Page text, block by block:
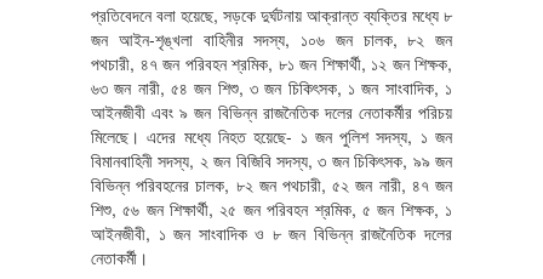
প্রতিবেদনে বলা হয়েছে, সড়কে দুর্ঘটনায় আক্রান্ত ব্যক্তির মধ্যে ৮
জন আইন-শৃঙ্খলা বাহিনীর সদস্য, ১০৬ জন চালক, ৮২ জন
পথচারী, ৪৭ জন পরিবহন শ্রমিক, ৮১ জন শিক্ষার্থী, ১২ জন শিক্ষক,
৬৩ জন নারী, ৫৪ জন শিশু, ৩ জন চিকিৎসক, ১ জন সাংবাদিক, ১
আইনজীবী এবং ৯ জন বিভিন্ন রাজনৈতিক দলের নেতাকর্মীর পরিচয়
মিলেছে। এদের মধ্যে নিহত হয়েছে- ১ জন পুলিশ সদস্য, ১ জন
বিমানবাহিনী সদস্য, ২ জন বিজিবি সদস্য, ৩ জন চিকিৎসক, ৯৯ জন
বিভিন্ন পরিবহনের চালক, ৮২ জন পথচারী, ৫২ জন নারী, ৪৭ জন
শিশু, ৫৬ জন শিক্ষার্থী, ২৫ জন পরিবহন শ্রমিক, ৫ জন শিক্ষক, ১
আইনজীবী, ১ জন সাংবাদিক ও ৮ জন বিভিন্ন রাজনৈতিক দলের
নেতাকর্মী।